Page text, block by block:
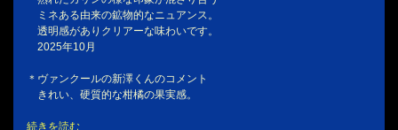
ミネある由来の鉱物的なニュアンス。
透明感がありクリアーな味わいです。
2025年10月
＊ヴァンクールの新澤くんのコメント
きれい、硬質的な柑橘の果実感。
続きを読む